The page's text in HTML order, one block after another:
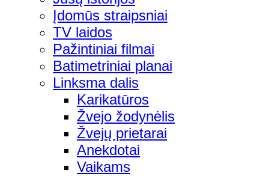
Įdomūs straipsniai
TV laidos
Pažintiniai filmai
Batimetriniai planai
Linksma dalis
Karikatūros
Žvejo žodynėlis
Žvejų prietarai
Anekdotai
Vaikams